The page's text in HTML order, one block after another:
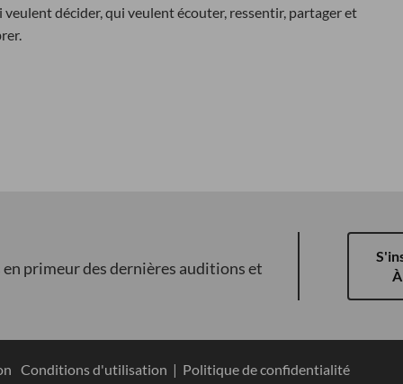
veulent décider, qui veulent écouter, ressentir, partager et
primeur des dernières auditions et
Conditions d'utilisation | Politique de confidentialité